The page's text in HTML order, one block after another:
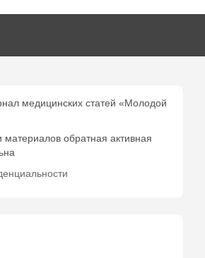
медицинских статей «Молодой
обратная активная